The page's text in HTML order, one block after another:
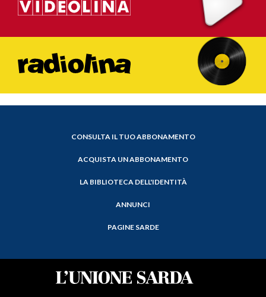
CONSULTA IL TUO ABBONAMENTO
ACQUISTA UN ABBONAMENTO
LA BIBLIOTECA DELL'IDENTITÀ
ANNUNCI
PAGINE SARDE